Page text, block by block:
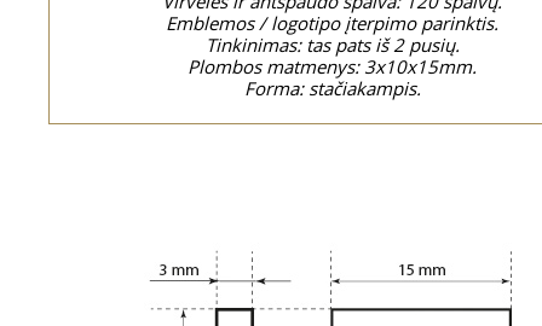
Emblemos / logotipo įterpimo parinktis.
Tinkinimas: tas pats iš 2 pusių.
Plombos matmenys: 3x10x15mm.
Forma: stačiakampis.